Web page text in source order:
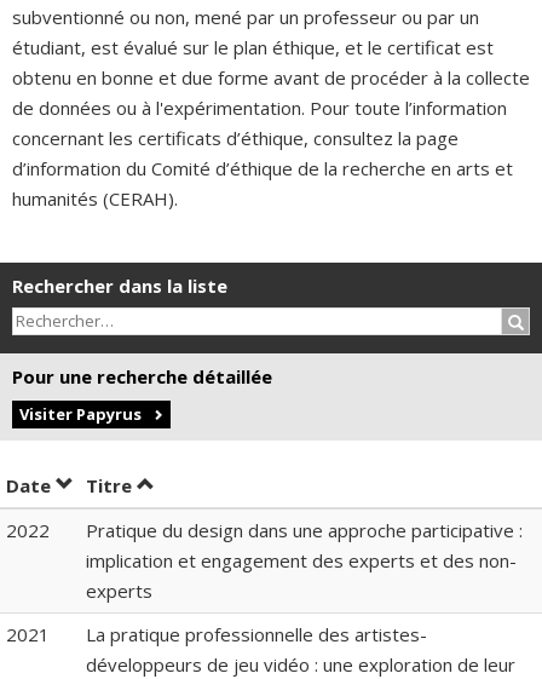
subventionné ou non, mené par un professeur ou par un
étudiant, est évalué sur le plan éthique, et le certificat est
obtenu en bonne et due forme avant de procéder à la collecte
de données ou à l'expérimentation. Pour toute l’information
concernant les certificats d’éthique, consultez la page
d’information du Comité d’éthique de la recherche en arts et
humanités (CERAH).
Rechercher dans la liste
Pour une recherche détaillée
Visiter Papyrus
Date Trier par date en ordre décroissant
Titre Trier par titre en ordre décroissant
2022
Pratique du design dans une approche participative :
implication et engagement des experts et des non-
experts
2021
La pratique professionnelle des artistes-
développeurs de jeu vidéo : une exploration de leur